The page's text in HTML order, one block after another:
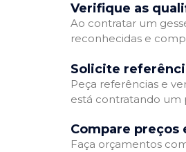
Verifique as
Ao contratar um
reconhecidas e
Solicite
Peça referências e
está contratando um
Compare
Faça orçamentos